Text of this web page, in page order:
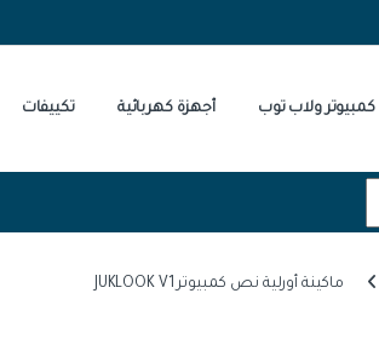
كمبيوتر ولاب توب أجهزة كهربائية تكييفات
ماكينة أورلية نص كمبيوتر JUKLOOK V1